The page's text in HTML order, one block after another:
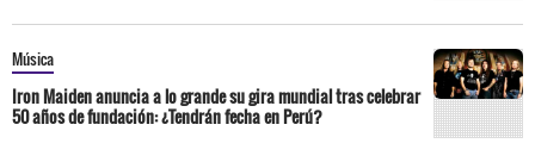
Música
Iron Maiden anuncia a lo grande su gira mundial tras celebrar
50 años de fundación: ¿Tendrán fecha en Perú?